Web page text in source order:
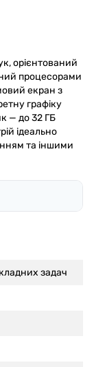
орієнтований
процесорами
екран з
графіку
— до 32 ГБ
ідеально
та іншими
задач